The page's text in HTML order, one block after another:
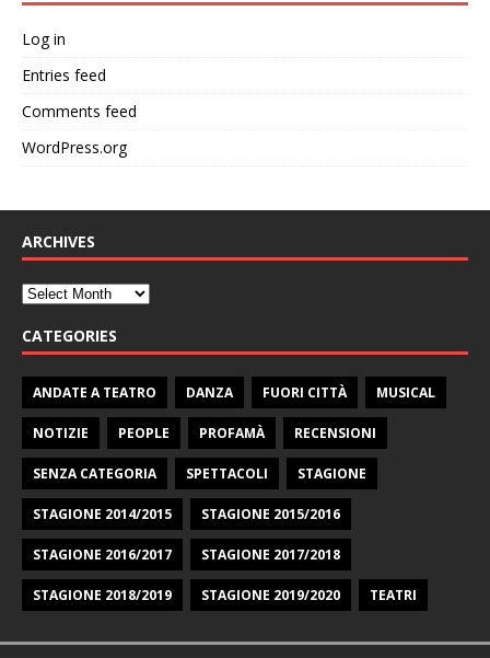
Log in
Entries feed
Comments feed
WordPress.org
ARCHIVES
CATEGORIES
ANDATE A TEATRO DANZA FUORI CITTÀ MUSICAL
NOTIZIE PEOPLE PROFAMÀ RECENSIONI
SENZA CATEGORIA SPETTACOLI STAGIONE
STAGIONE 2014/2015 STAGIONE 2015/2016
STAGIONE 2016/2017 STAGIONE 2017/2018
STAGIONE 2018/2019 STAGIONE 2019/2020 TEATRI